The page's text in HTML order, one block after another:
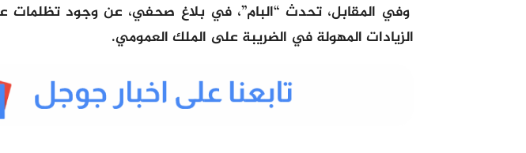
وفي المقابل، تحدث “البام”، في بلاغ صحفي، عن وجود تظلمات
الزيادات المهولة في الضريبة على الملك العمومي.